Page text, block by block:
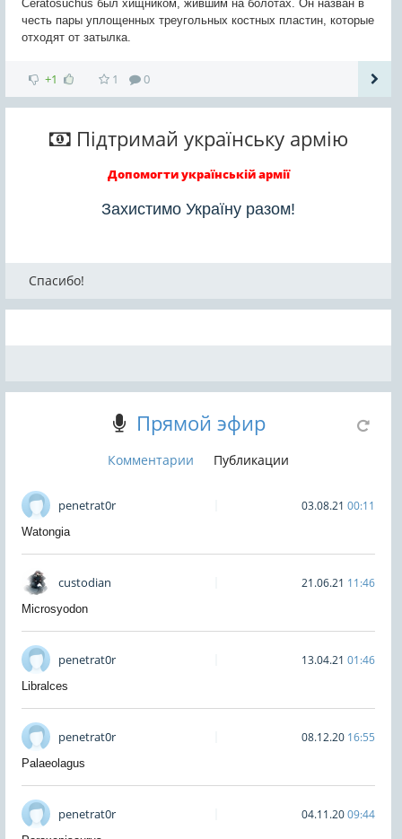
Ceratosuchus был хищником, жившим на болотах. Он назван в
честь пары уплощенных треугольных костных пластин, которые
отходят от затылка.
+1 1 0
Підтримай українську армію
Допомогти українській армії
Захистимо Україну разом!
Спасибо!
Прямой эфир
Комментарии Публикации
penetrat0r 03.08.21 00:11
Watongia
custodian 21.06.21 11:46
Microsyodon
penetrat0r 13.04.21 01:46
Libralces
penetrat0r 08.12.20 16:55
Palaeolagus
penetrat0r 04.11.2009:44